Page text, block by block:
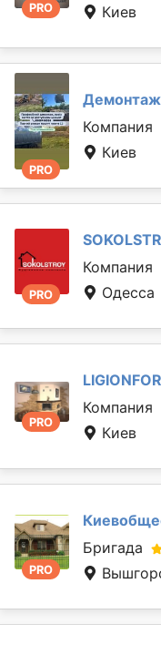
PRO
Киев
PRO
Демонтаж
Компания
Киев
PRO
Компания
Одесса
PRO
Компания
Киев
PRO
Бригада